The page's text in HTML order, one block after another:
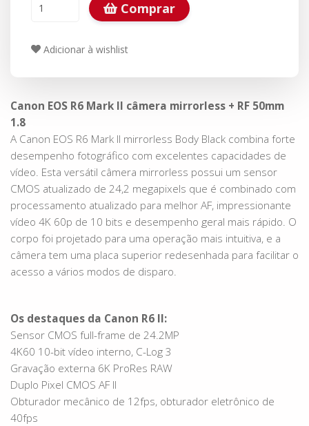
Comprar
Adicionar à wishlist
Canon EOS R6 Mark II câmera mirrorless + RF 50mm
1.8
A Canon EOS R6 Mark II mirrorless Body Black combina forte
desempenho fotográfico com excelentes capacidades de
vídeo. Esta versátil câmera mirrorless possui um sensor
CMOS atualizado de 24,2 megapixels que é combinado com
processamento atualizado para melhor AF, impressionante
vídeo 4K 60p de 10 bits e desempenho geral mais rápido. O
corpo foi projetado para uma operação mais intuitiva, e a
câmera tem uma placa superior redesenhada para facilitar o
acesso a vários modos de disparo.
Os destaques da Canon R6 II:
Sensor CMOS full-frame de 24.2MP
4K60 10-bit vídeo interno, C-Log 3
Gravação externa 6K ProRes RAW
Duplo Pixel CMOS AF II
Obturador mecânico de 12fps, obturador eletrônico de
40fps